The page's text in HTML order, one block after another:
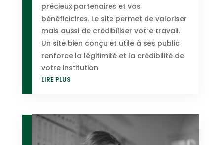
précieux partenaires et vos
bénéficiaires. Le site permet de valoriser
mais aussi de crédibiliser votre travail.
Un site bien conçu et utile à ses public
renforce la légitimité et la crédibilité de
votre institution
LIRE PLUS